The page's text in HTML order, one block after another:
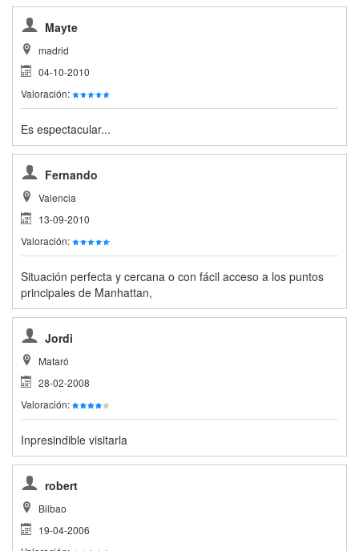
Mayte
madrid
04-10-2010
Valoración:
Es espectacular...
Fernando
Valencia
13-09-2010
Valoración:
Situación perfecta y cercana o con fácil acceso a los puntos
principales de Manhattan,
Jordi
Mataró
28-02-2008
Valoración:
Inpresindible visitarla
robert
Bilbao
19-04-2006